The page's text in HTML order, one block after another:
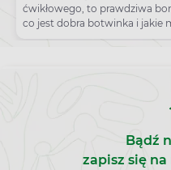
ją do diety
ćwikłowego, to prawdziwa
co jest dobra botwinka i jakie
Bądź
zapisz się